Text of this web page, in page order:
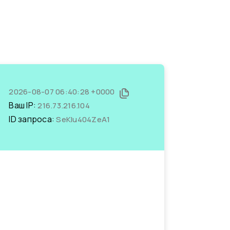
2026-08-07 06:40:28 +0000
Ваш IP:216.73.216.104
ID запроса:SeKIu404ZeA1